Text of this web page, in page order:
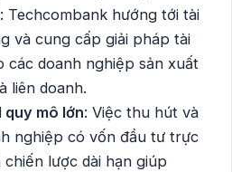
: Techcombank hướng tới tài
và cung cấp giải pháp tài
các doanh nghiệp sản xuất
liên doanh.
quy mô lớn: Việc thu hút và
nghiệp có vốn đầu tư trực
lược dài hạn giúp